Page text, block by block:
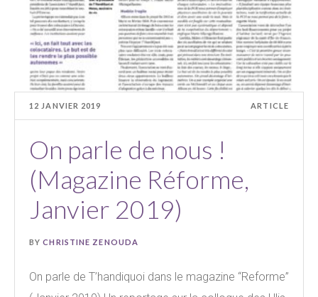
12 JANVIER 2019 ARTICLE
On parle de nous !
(Magazine Réforme,
Janvier 2019)
BYCHRISTINE ZENOUDA
On parle de T’handiquoi dans le magazine “Reforme”